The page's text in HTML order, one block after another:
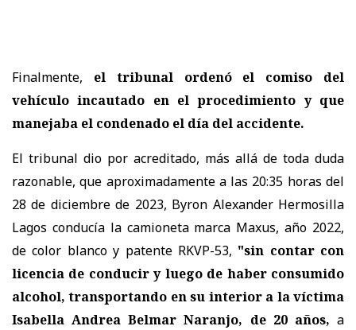
Finalmente, el tribunal ordenó el comiso del
vehículo incautado en el procedimiento y que
manejaba el condenado el día del accidente.
El tribunal dio por acreditado, más allá de toda duda
razonable, que aproximadamente a las 20:35 horas del
28 de diciembre de 2023, Byron Alexander Hermosilla
Lagos conducía la camioneta marca Maxus, año 2022,
de color blanco y patente RKVP-53, "sin contar con
licencia de conducir y luego de haber consumido
alcohol, transportando en su interior a la víctima
Isabella Andrea Belmar Naranjo, de 20 años, a